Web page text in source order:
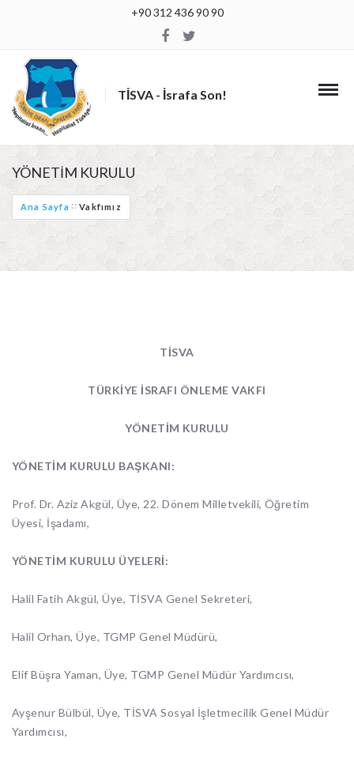
+90 312 436 90 90
TİSVA - İsrafa Son!
YÖNETİM KURULU
Ana Sayfa Vakfımız
TİSVA
TÜRKİYE İSRAFI ÖNLEME VAKFI
YÖNETİM KURULU
YÖNETİM KURULU BAŞKANI:
Prof. Dr. Aziz Akgül, Üye, 22. Dönem Milletvekili, Öğretim
Üyesi, İşadamı,
YÖNETİM KURULU ÜYELERİ:
Halil Fatih Akgül, Üye, TİSVA Genel Sekreteri,
Halil Orhan, Üye, TGMP Genel Müdürü,
Elif Büşra Yaman, Üye, TGMP Genel Müdür Yardımcısı,
Ayşenur Bülbül, Üye, TİSVA Sosyal İşletmecilik Genel Müdür
Yardımcısı,